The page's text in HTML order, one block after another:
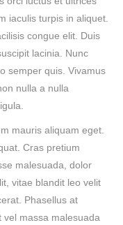
iaculis turpis in aliquet.
congue elit. Duis
lacinia. Nunc
semper quis. Vivamus
nulla a nulla
mauris aliquam eget.
Cras pretium
malesuada, dolor
vitae blandit leo velit
Phasellus at
massa malesuada